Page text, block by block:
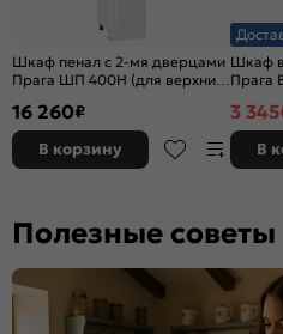
Шкаф пенал с 2-мя дверцами
Прага ШП 400Н (для верхних
дерево-Белый
16 260₽
В корзину
Шкаф
Прага
3 345
В
Полезные советы